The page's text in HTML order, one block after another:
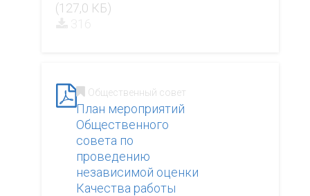
(127,0 КБ)
Общественный совет
План мероприятий
Общественного
совета по
проведению
независимой оценки
Качества работы